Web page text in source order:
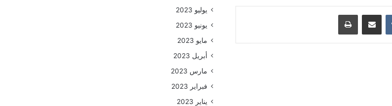
مشاركة عبر البريد طباعة
يوليو 2023
يونيو 2023
مايو 2023
أبريل 2023
مارس 2023
فبراير 2023
يناير 2023